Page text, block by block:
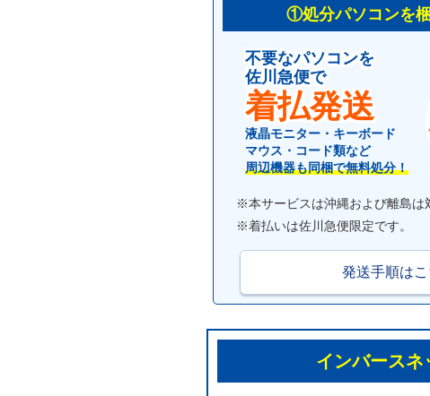
①処分パソコンを
不要なパソコンを
佐川急便で
着払発送
液晶モニター・キーボード
マウス・コード類など
周辺機器も同梱で無料処分！
※本サービスは沖縄および離島は
※着払いは佐川急便限定です。
発送手順はこ
インバースネ